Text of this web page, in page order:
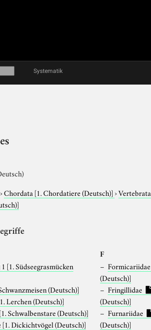
Systematik
›Chordata [1. Chordatiere (Deutsch)]›Vertebrata
1 [1. Südseegrasmücken
(Deutsch)]
Lerchen (Deutsch)]
[1. Schwalbenstare (Deutsch)]
[1. Dickichtvögel (Deutsch)]
F
Formicariidae
(Deutsch)]
Fringillidae
(Deutsch)]
Furnariidae
(Deutsch)]